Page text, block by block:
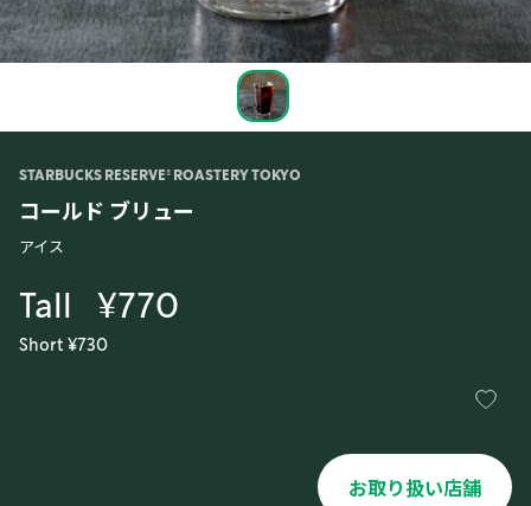
STARBUCKS RESERVE® ROASTERY TOKYO
コールド ブリュー
アイス
Tall ¥770
Short ¥730
お取り扱い店舗